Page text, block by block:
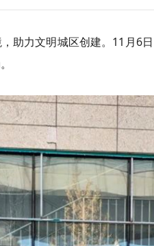
助力文明城区创建。11月6